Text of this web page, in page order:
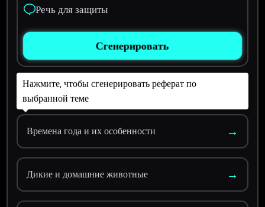
Речь для защиты
Сгенерировать
Нажмите, чтобы сгенерировать реферат по
выбранной теме
Времена года и их особенности →
Дикие и домашние животные →